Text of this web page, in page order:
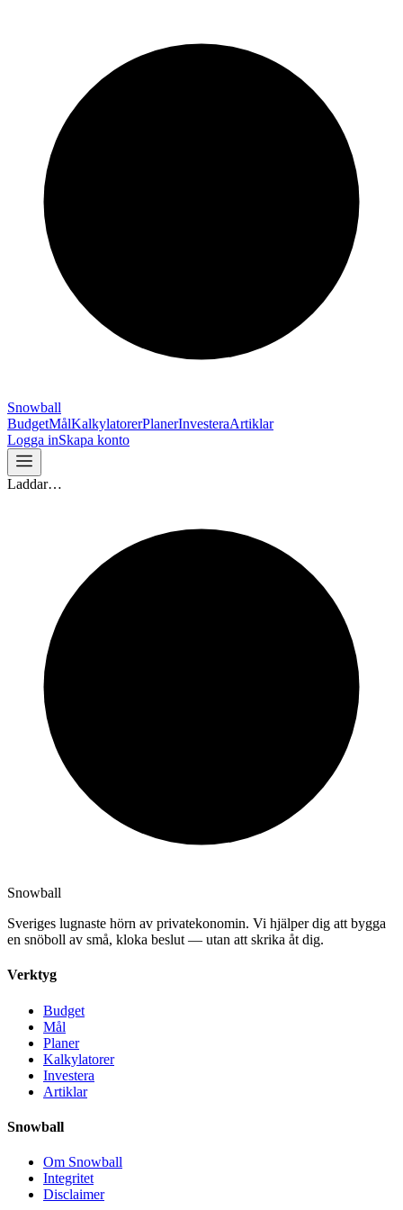
Snowball
BudgetMålKalkylatorerPlanerInvesteraArtiklar
Logga inSkapa konto
Laddar…
Snowball
Sveriges lugnaste hörn av privatekonomin. Vi hjälper dig att bygga
en snöboll av små, kloka beslut — utan att skrika åt dig.
Verktyg
Budget
Mål
Planer
Kalkylatorer
Investera
Artiklar
Snowball
Om Snowball
Integritet
Disclaimer